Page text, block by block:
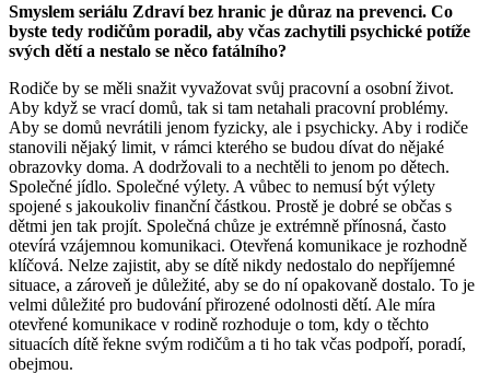
Smyslem seriálu Zdraví bez hranic je důraz na prevenci. Co
byste tedy rodičům poradil, aby včas zachytili psychické potíže
svých dětí a nestalo se něco fatálního?
Rodiče by se měli snažit vyvažovat svůj pracovní a osobní život.
Aby když se vrací domů, tak si tam netahali pracovní problémy.
Aby se domů nevrátili jenom fyzicky, ale i psychicky. Aby i rodiče
stanovili nějaký limit, v rámci kterého se budou dívat do nějaké
obrazovky doma. A dodržovali to a nechtěli to jenom po dětech.
Společné jídlo. Společné výlety. A vůbec to nemusí být výlety
spojené s jakoukoliv finanční částkou. Prostě je dobré se občas s
dětmi jen tak projít. Společná chůze je extrémně přínosná, často
otevírá vzájemnou komunikaci. Otevřená komunikace je rozhodně
klíčová. Nelze zajistit, aby se dítě nikdy nedostalo do nepříjemné
situace, a zároveň je důležité, aby se do ní opakovaně dostalo. To je
velmi důležité pro budování přirozené odolnosti dětí. Ale míra
otevřené komunikace v rodině rozhoduje o tom, kdy o těchto
situacích dítě řekne svým rodičům a ti ho tak včas podpoří, poradí,
obejmou.